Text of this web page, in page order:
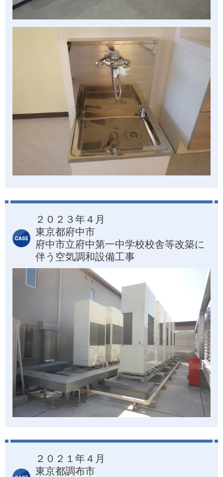
２０２３年４月
東京都府中市
府中市立府中第一中学校校舎等改築に
伴う空気調和設備工事
２０２１年４月
東京都調布市